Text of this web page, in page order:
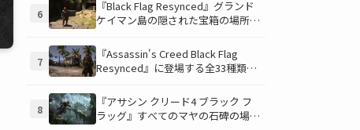
酬を手に入れよう！
6
『Black Flag Resynced』グランド
ケイマン島の隠された宝箱の場所を
ト」でしか到達できないお宝も明ら
かに
7
『Assassin's Creed Black Flag
Resynced』に登場する全33種類の
イルを自由にカスタマイズ！
8
『アサシン クリード4 ブラック フ
ラッグ』すべてのマヤの石碑の場所